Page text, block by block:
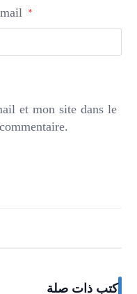
*
et mon site dans le
كتب ذات صلة